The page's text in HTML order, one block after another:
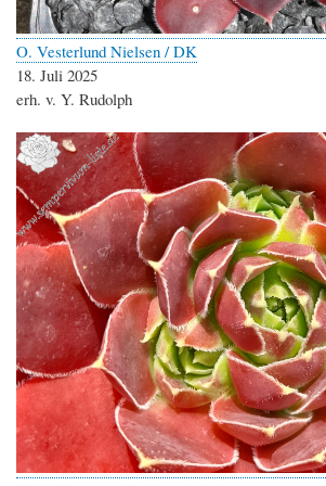
O. Vesterlund Nielsen / DK
18. Juli 2025
erh. v. Y. Rudolph